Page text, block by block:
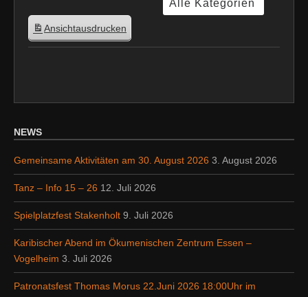
Alle Kategorien
Ansichtausdrucken
NEWS
Gemeinsame Aktivitäten am 30. August 2026 3. August 2026
Tanz – Info 15 – 26 12. Juli 2026
Spielplatzfest Stakenholt 9. Juli 2026
Karibischer Abend im Ökumenischen Zentrum Essen –
Vogelheim 3. Juli 2026
Patronatsfest Thomas Morus 22.Juni 2026 18:00Uhr im